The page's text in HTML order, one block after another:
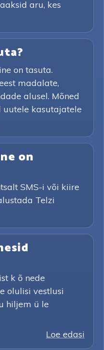
aru, kes
on tasuta.
madalate,
alusel. Mõned
kasutajatele
on
SMS-i või kiire
Telzi
k õ nede
olulisi vestlusi
hiljem ü le
Loe edasi